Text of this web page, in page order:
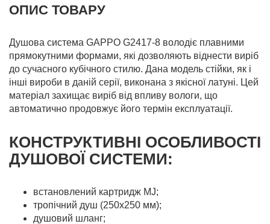
ОПИС ТОВАРУ
Душова система GAPPO G2417-8 володіє плавними
прямокутними формами, які дозволяють віднести виріб
до сучасного кубічного стилю. Дана модель стійки, як і
інші вироби в даній серії, виконана з якісної латуні. Цей
матеріал захищає виріб від впливу вологи, що
автоматично продовжує його термін експлуатації.
КОНСТРУКТИВНІ ОСОБЛИВОСТІ
ДУШОВОЇ СИСТЕМИ:
встановлений картридж MJ;
тропічний душ (250х250 мм);
душовий шланг;